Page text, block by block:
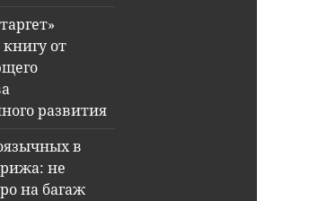
от
развития
в
не
на багаж